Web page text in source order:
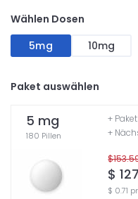
Wählen Dosen
5mg
10mg
Paket auswählen
5 mg
180 Pillen
$
$ 0.71
+
+